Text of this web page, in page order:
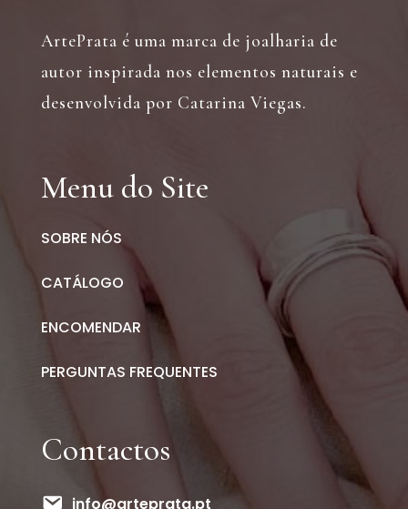
ArtePrata é uma marca de joalharia de
autor inspirada nos elementos naturais e
desenvolvida por Catarina Viegas.
Menu do Site
SOBRE NÓS
CATÁLOGO
ENCOMENDAR
PERGUNTAS FREQUENTES
Contactos
info@arteprata.pt